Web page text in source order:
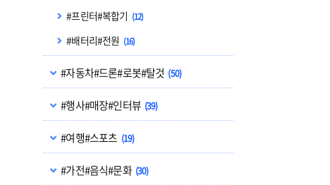
#프린터#복합기 (12)
#배터리#전원 (16)
#자동차#드론#로봇#탈것 (50)
#행사#매장#인터뷰 (39)
#여행#스포츠 (19)
#가전#음식#문화 (30)